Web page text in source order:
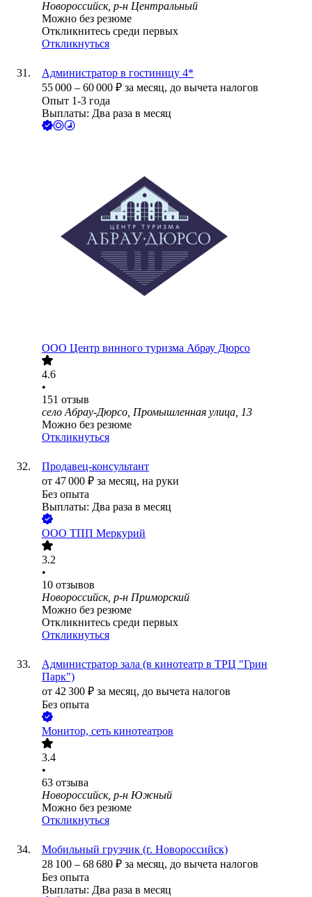
Новороссийск, р-н Центральный
Можно без резюме
Откликнитесь среди первых
Откликнуться
Администратор в гостиницу 4*
55 000 – 60 000 ₽ за месяц, до вычета налогов
Опыт 1-3 года
Выплаты: Два раза в месяц
ООО Центр винного туризма Абрау Дюрсо
4.6
•
151 отзыв
село Абрау-Дюрсо, Промышленная улица, 13
Можно без резюме
Откликнуться
Продавец-консультант
от 47 000 ₽ за месяц, на руки
Без опыта
Выплаты: Два раза в месяц
ООО ТПП Меркурий
3.2
•
10 отзывов
Новороссийск, р-н Приморский
Можно без резюме
Откликнитесь среди первых
Откликнуться
Администратор зала (в кинотеатр в ТРЦ "Грин
Парк")
от 42 300 ₽ за месяц, до вычета налогов
Без опыта
Монитор, сеть кинотеатров
3.4
•
63 отзыва
Новороссийск, р-н Южный
Можно без резюме
Откликнуться
Мобильный грузчик (г. Новороссийск)
28 100 – 68 680 ₽ за месяц, до вычета налогов
Без опыта
Выплаты: Два раза в месяц